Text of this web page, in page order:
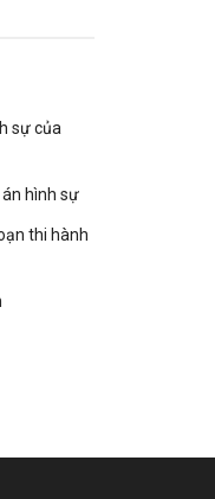
sự của
hình sự
thi hành